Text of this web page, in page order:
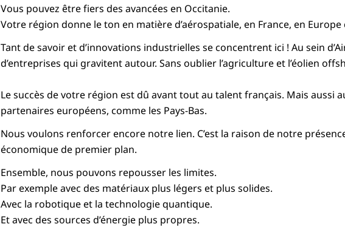
Vous pouvez être fiers des avancées en Occitanie.
Votre région donne le ton en matière d’aérospatiale, en France, en
Tant de savoir et d’innovations industrielles se concentrent ici ! Au sein
d’entreprises qui gravitent autour. Sans oublier l’agriculture et l’éolien
Le succès de votre région est dû avant tout au talent français. Mais aussi
partenaires européens, comme les Pays-Bas.
Nous voulons renforcer encore notre lien. C’est la raison de notre
économique de premier plan.
Ensemble, nous pouvons repousser les limites.
Par exemple avec des matériaux plus légers et plus solides.
Avec la robotique et la technologie quantique.
Et avec des sources d’énergie plus propres.